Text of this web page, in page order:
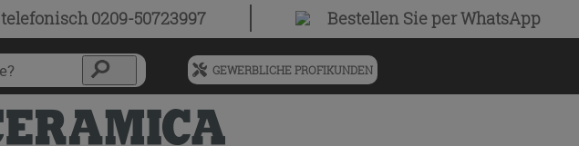
telefonisch 0209-50723997 Bestellen Sieper WhatsApp
Menü
vorgeschlagenen
Siteinhalt
GEWERBLICHE PROFIKUNDEN